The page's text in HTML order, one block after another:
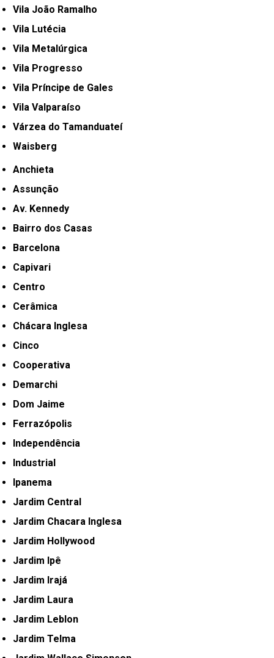
Vila João Ramalho
Vila Lutécia
Vila Metalúrgica
Vila Progresso
Vila Príncipe de Gales
Vila Valparaíso
Várzea do Tamanduateí
Waisberg
Anchieta
Assunção
Av. Kennedy
Bairro dos Casas
Barcelona
Capivari
Centro
Cerâmica
Chácara Inglesa
Cinco
Cooperativa
Demarchi
Dom Jaime
Ferrazópolis
Independência
Industrial
Ipanema
Jardim Central
Jardim Chacara Inglesa
Jardim Hollywood
Jardim Ipê
Jardim Irajá
Jardim Laura
Jardim Leblon
Jardim Telma